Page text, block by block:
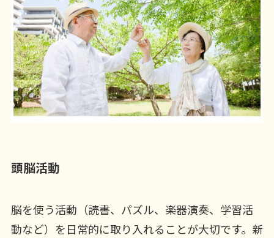
頭脳活動
脳を使う活動（読書、パズル、楽器演奏、学習活
動など）を日常的に取り入れることが大切です。新